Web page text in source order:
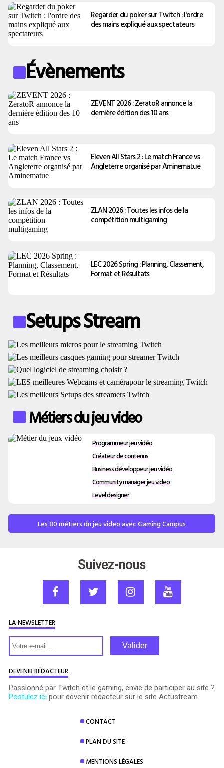
Regarder du poker sur Twitch : l'ordre
des mains expliqué aux spectateurs
Évènements
ZEVENT 2026 : ZeratoR annonce la
dernière édition des 10 ans
Eleven All Stars 2 : Le match France vs
Angleterre organisé par Aminematue
ZLAN 2026 : Toutes les infos de la
compétition multigaming
LEC 2026 Spring : Planning, Classement,
Format et Résultats
Setups Stream
Métiers du jeu video
Programmeur jeu vidéo
Créateur de contenus
Business développeur jeu vidéo
Community manager jeu video
Level designer
Les 80 métiers du jeu video avec Gaming Campus
CONTACT
PLAN DU SITE
MENTIONS LÉGALES
Suivez-nous
LA NEWSLETTER
Valider
DEVENIR RÉDACTEUR
Passionné par Twitch et le gaming, envie de participer au site ?
Postulez ici pour devenir rédacteur sur le site Actustream